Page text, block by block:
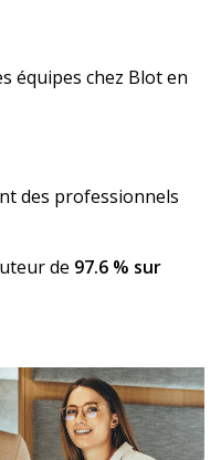
équipes chez Blot en
des professionnels
de 97.6 % sur